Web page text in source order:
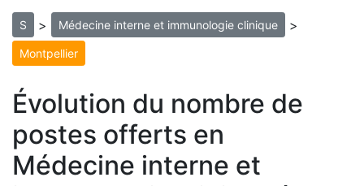
S > Médecine interne et immunologie clinique >
Montpellier
Évolution du nombre de
postes offerts en
Médecine interne et